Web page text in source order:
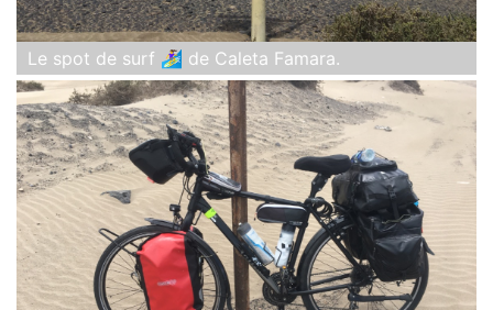
Le spot de surf 🏄‍♀️ de Caleta Famara.